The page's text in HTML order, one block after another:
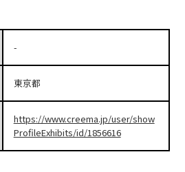
-
東京都
https://www.creema.jp/user/show
ProfileExhibits/id/1856616